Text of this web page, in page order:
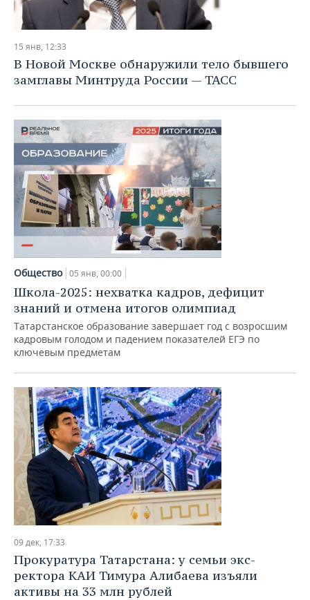
15 янв, 12:33
В Новой Москве обнаружили тело бывшего
замглавы Минтруда России — ТАСС
Общество 05 янв, 00:00
Школа-2025: нехватка кадров, дефицит
знаний и отмена итогов олимпиад
Татарстанское образование завершает год с возросшим
кадровым голодом и падением показателей ЕГЭ по
ключевым предметам
09 дек, 17:33
Прокуратура Татарстана: у семьи экс-
ректора КАИ Тимура Алибаева изъяли
активы на 33 млн рублей